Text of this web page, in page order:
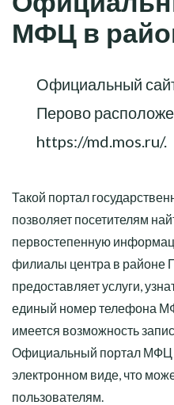
МФЦ в
Официальный
Перово
https://md.mos.ru/.
Такой портал
позволяет посетителям
первостепенную
филиалы центра в районе
предоставляет услуги,
единый номер телефона
имеется возможность
Официальный портал МФЦ
электронном виде, что
пользователям.